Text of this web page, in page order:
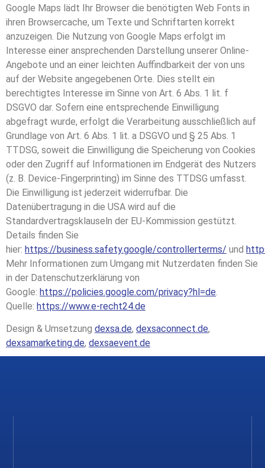
Google Maps lädt Ihr Browser die benötigten Web Fonts in
ihren Browsercache, um Texte und Schriftarten korrekt
anzuzeigen. Die Nutzung von Google Maps erfolgt im
Interesse einer ansprechenden Darstellung unserer Online-
Angebote und an einer leichten Auffindbarkeit der von uns
auf der Website angegebenen Orte. Dies stellt ein
berechtigtes Interesse im Sinne von Art. 6 Abs. 1 lit. f
DSGVO dar. Sofern eine entsprechende Einwilligung
abgefragt wurde, erfolgt die Verarbeitung ausschließlich auf
Grundlage von Art. 6 Abs. 1 lit. a DSGVO und § 25 Abs. 1
TTDSG, soweit die Einwilligung die Speicherung von Cookies
oder den Zugriff auf Informationen im Endgerät des Nutzers
(z. B. Device-Fingerprinting) im Sinne des TTDSG umfasst.
Die Einwilligung ist jederzeit widerrufbar. Die
Datenübertragung in die USA wird auf die
Standardvertragsklauseln der EU-Kommission gestützt.
Details finden Sie
hier: https://business.safety.google/controllerterms/ und
Mehr Informationen zum Umgang mit Nutzerdaten finden Sie
in der Datenschutzerklärung von
Google: https://policies.google.com/privacy?hl=de
Quelle: https://www.e-recht24.de
Design & Umsetzung dexsa.de, dexsaconnect.de,
dexsamarketing.de, dexsaevent.de